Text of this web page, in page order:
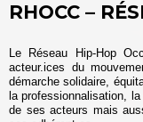
RHOCC –
Le Réseau Hip-Hop
acteur.ices du
démarche solidaire,
la professionnalisation,
de ses acteurs mais